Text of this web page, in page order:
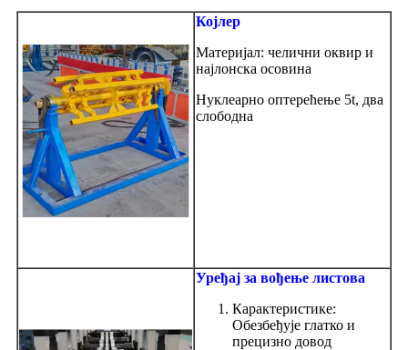
Којлер
Материјал: челични оквир и
најлонска осовина
Нуклеарно оптерећење 5t, два
слободна
Уређај за вођење листова
Карактеристике:
Обезбеђује глатко и
прецизно довод